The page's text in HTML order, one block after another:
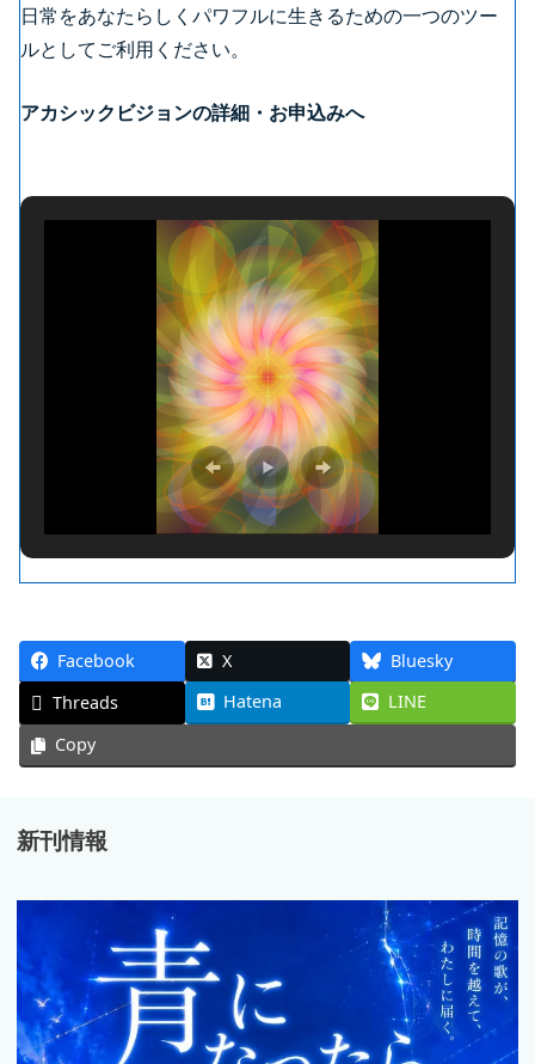
日常をあなたらしくパワフルに生きるための一つのツー
ルとしてご利用ください。
アカシックビジョンの詳細・お申込みへ
Facebook X
Bluesky
Threads
Hatena
LINE
Copy
新刊情報